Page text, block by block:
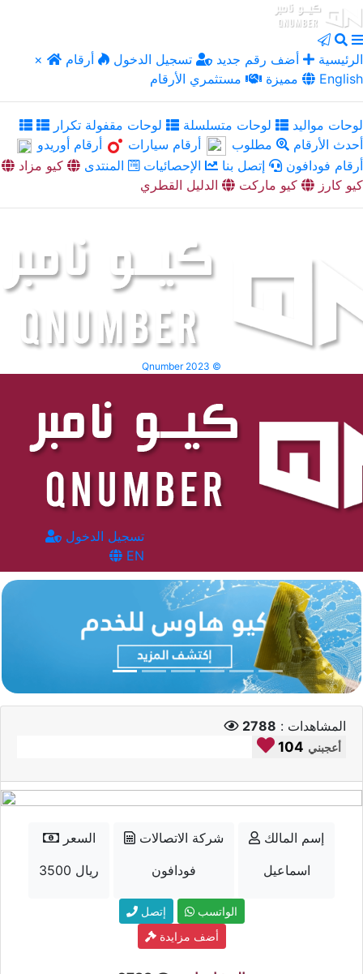
× الرئيسية أضف رقم جديد تسجيل الدخول
أرقام
مميزة
مستثمري الأرقام English
لوحات مواليد لوحات متسلسلة
لوحات مقفولة تكرار
أحدث الأرقام
مطلوب أرقام سيارات
أرقام أوريدو
أرقام فودافون
إتصل بنا الإحصائيات المنتدى
كيو مزاد
كيو كارز
كيو ماركت الدليل القطري
Qnumber 2023 ©
تسجيل الدخول
EN